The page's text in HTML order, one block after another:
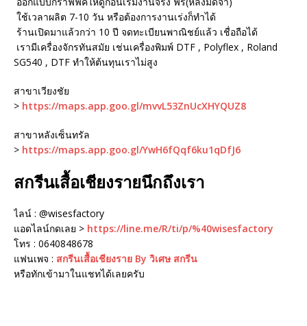
ใช้เวลาผลิต 7-10 วัน หรือต้องการงานเร่งก็ทำได้
ร้านเปิดมาแล้วกว่า 10 ปี จดทะเบียนพาณิชย์แล้ว เชื่อถือได้
เรามีเครื่องจักรทันสมัย เช่นเครื่องพิมพ์ DTF , Polyflex , Roland
SG540 , DTF ทำให้ต้นทุนเราไม่สูง
สาขาเวียงชัย
> https://maps.app.goo.gl/mvvL53ZnUcXHYQUZ8
สาขาหลังเซ็นทรัล
> https://maps.app.goo.gl/YwH6fQqf6ku1qDfJ6
สกรีนเสื้อเชียงรายนึกถึงเรา
ไลน์ : @wisesfactory
แอดไลน์กดเลย > https://line.me/R/ti/p/%40wisesfactory
โทร : 0640848678
แฟนเพจ : สกรีนเสื้อเชียงราย By วิเศษ สกรีน
หรือทักเข้ามาในแชทได้เลยครับ